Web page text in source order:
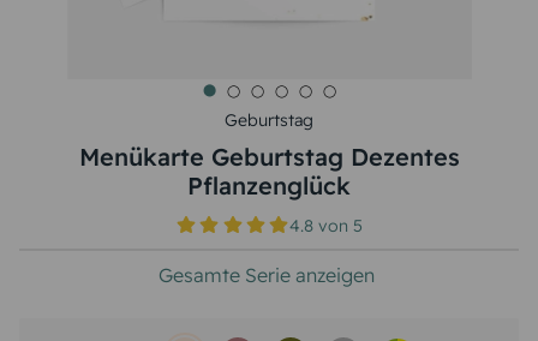
Geburtstag
Menükarte Geburtstag Dezentes
Pflanzenglück
4.8 von5
Gesamte Serie anzeigen